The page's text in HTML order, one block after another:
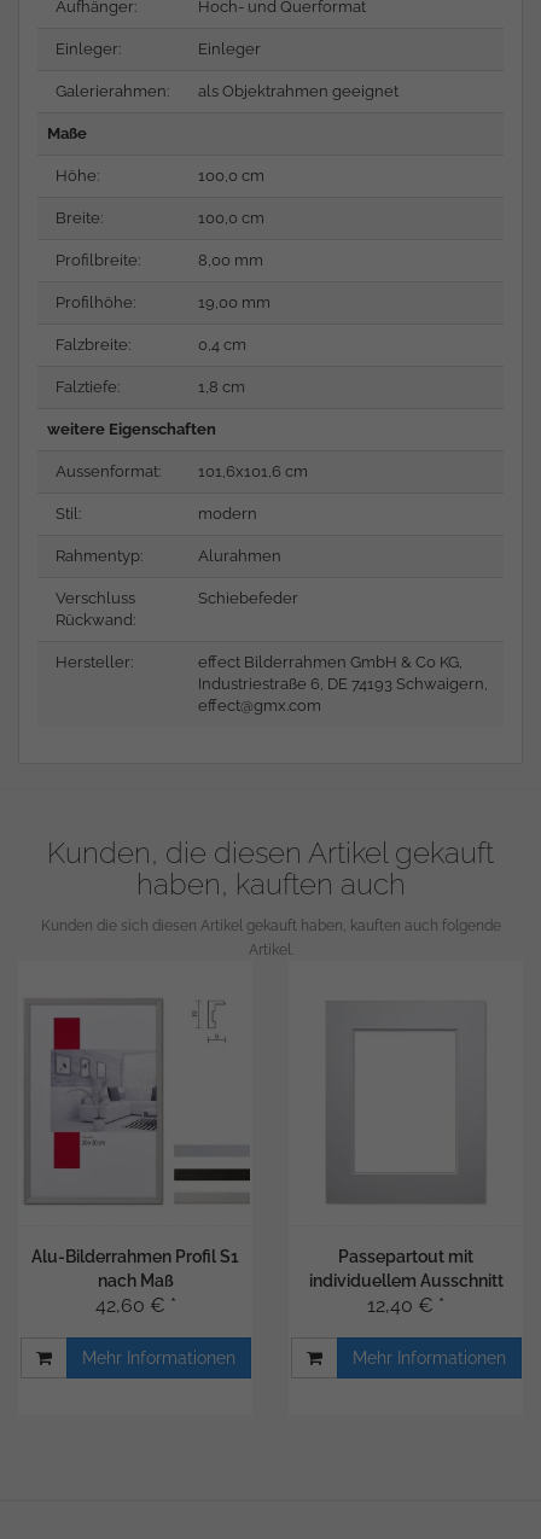
Aufhänger: Hoch- und Querformat
Einleger: Einleger
Galerierahmen: als Objektrahmen geeignet
Maße
Höhe: 100,0 cm
Breite: 100,0 cm
Profilbreite: 8,00 mm
Profilhöhe: 19,00 mm
Falzbreite: 0,4 cm
Falztiefe: 1,8 cm
weitere Eigenschaften
Aussenformat: 101,6x101,6 cm
Stil: modern
Rahmentyp: Alurahmen
Verschluss
Rückwand:
Schiebefeder
Hersteller:
effect Bilderrahmen GmbH & Co KG,
Industriestraße 6, DE 74193 Schwaigern,
effect@gmx.com
Kunden, die diesen Artikel gekauft
haben, kauften auch
Kunden die sich diesen Artikel gekauft haben, kauften auch folgende
Artikel.
Alu-Bilderrahmen Profil S1
nach Maß
42,60 € *
Mehr Informationen
Passepartout mit
individuellem Ausschnitt
12,40 € *
Mehr Informationen